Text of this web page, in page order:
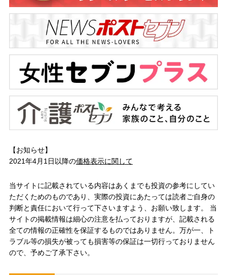
【お知らせ】
2021年4月1日以降の価格表示に関して
当サイトに記載されている内容はあくまでも投資の参考にしてい
ただくためのものであり、実際の投資にあたっては読者ご自身の
判断と責任において行って下さいますよう、お願い致します。 当
サイトの掲載情報は細心の注意を払っておりますが、記載される
全ての情報の正確性を保証するものではありません。万が一、ト
ラブル等の損失が被っても損害等の保証は一切行っておりません
ので、予めご了承下さい。